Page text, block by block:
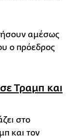
αμέσως
ο πρόεδρος
Τραμπ και
στο
και τον